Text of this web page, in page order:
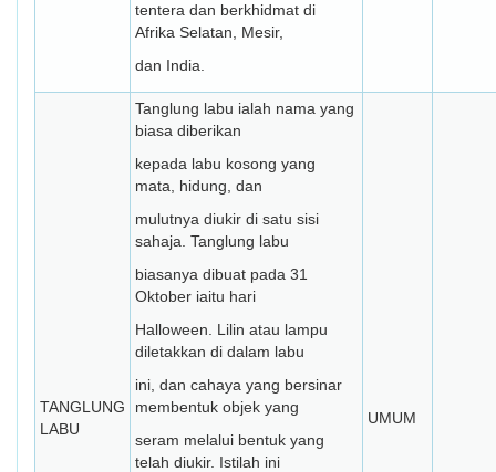
tentera dan berkhidmat di
Afrika Selatan, Mesir,
dan India.
TANGLUNG
LABU
Tanglung labu ialah nama yang
biasa diberikan
kepada labu kosong yang
mata, hidung, dan
mulutnya diukir di satu sisi
sahaja. Tanglung labu
biasanya dibuat pada 31
Oktober iaitu hari
Halloween. Lilin atau lampu
diletakkan di dalam labu
ini, dan cahaya yang bersinar
membentuk objek yang
seram melalui bentuk yang
telah diukir. Istilah ini
UMUM